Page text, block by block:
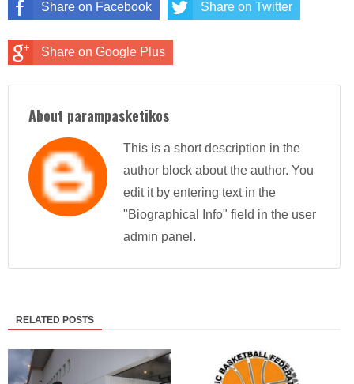
Share on Facebook Share on Twitter
Share on Google Plus
About parampasketikos
This is a short description in the
author block about the author. You
edit it by entering text in the
"Biographical Info" field in the user
admin panel.
RELATED POSTS